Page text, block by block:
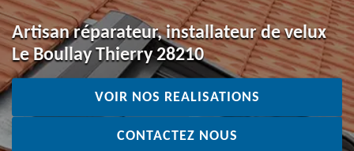
Artisan réparateur, installateur de velux
Le Boullay Thierry 28210
VOIR NOS REALISATIONS
CONTACTEZ NOUS